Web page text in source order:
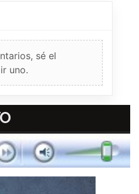
sé el
uno.